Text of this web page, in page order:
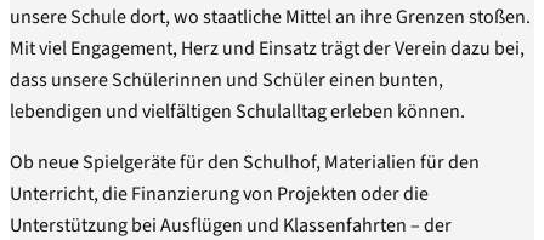
unsere Schule dort, wo staatliche Mittel an ihre Grenzen stoßen.
Mit viel Engagement, Herz und Einsatz trägt der Verein dazu bei,
dass unsere Schülerinnen und Schüler einen bunten,
lebendigen und vielfältigen Schulalltag erleben können.
Ob neue Spielgeräte für den Schulhof, Materialien für den
Unterricht, die Finanzierung von Projekten oder die
Unterstützung bei Ausflügen und Klassenfahrten – der